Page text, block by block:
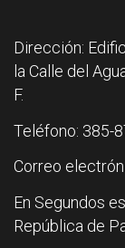
Dirección:
la Calle del
F.
Teléfono: 385-
Correo
En Segundos
República de